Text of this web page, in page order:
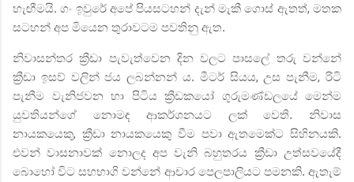
හැඟීමයි. ගං ඉවුරේ අපේ පියසටහන් දැන් මැකී ගොස් ඇතත්,මතක
සටහන් අප මියෙන තුරාවටම පවතිනු ඇත.
නිවාසන්තර ක්‍රීඩා පැවැත්වෙන දින වලට පාසලේ තරු වන්නේ
ක්‍රීඩා ඉසව් වලින් ජය ලබන්නන්‍ ය. මීටර් සියය,උස පැනීම,රිටි
පැනීම වැනිජවන හා පිටිය ක්‍රීඩකයෝ ගුරුමණ්ඩලයේ මෙන්ම
යුවතියන්ගේ නොමඳ ආකර්ශනයට ලක් වෙති. නිවාස
නායකයෙකු, ක්‍රීඩා නායකයෙකු වීම පවා ඇතමෙක්ට සිහිනයකි.
එවන් වාසනාවක් නොලද අප වැනි බහුතරය ක්‍රීඩා උත්සවයේදී
බොහෝ විට සහභාගි වන්නේ ආචාර පෙලපාලියට පමනකි. ඇතැම්